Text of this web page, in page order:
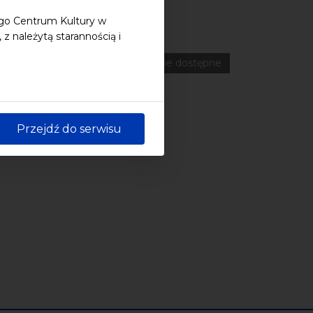
Centrum Kultury w
należytą starannością i
Przejdź do serwisu
Literatura
Online
wydarzenie dostępne